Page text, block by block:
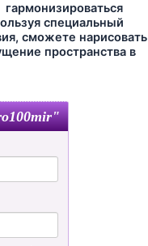
специальный
сможете нарисовать
пространства в